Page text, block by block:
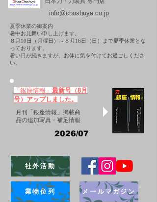
info@choshuya.co.jp
夏季休業の御案内
暑中お見舞い申し上げます。
８月10日（月曜日）～８月16日（日）まで夏季休業とな
っております。
​暑い日が続きますが、お体に気を付けてお過ごしくださ
い。
「銀座情報」 最新号（8月
号）アップしました。
月刊「銀座情報」掲載商
品の追加写真・補足情報
2026/07
社外活動
業物位列 メールマガジン